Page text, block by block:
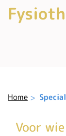
Home
Voor